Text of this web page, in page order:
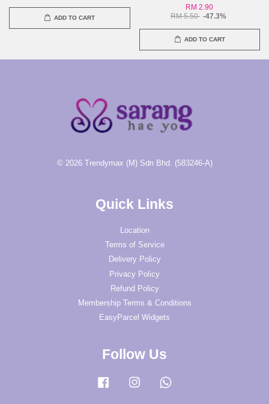
ADD TO CART
RM 2.90
RM 5.50 -47.3%
ADD TO CART
© 2026 Trendymax (M) Sdn Bhd. (583246-A)
Quick Links
Location
Terms of Service
Delivery Policy
Privacy Policy
Refund Policy
Membership Terms & Conditions
EasyParcel Widgets
Follow Us
Facebook Instagram